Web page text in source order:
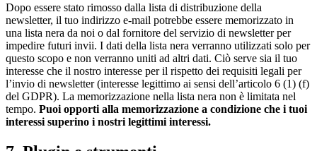
Dopo essere stato rimosso dalla lista di distribuzione della
newsletter, il tuo indirizzo e-mail potrebbe essere memorizzato in
una lista nera da noi o dal fornitore del servizio di newsletter per
impedire futuri invii. I dati della lista nera verranno utilizzati solo per
questo scopo e non verranno uniti ad altri dati. Ciò serve sia il tuo
interesse che il nostro interesse per il rispetto dei requisiti legali per
l’invio di newsletter (interesse legittimo ai sensi dell’articolo 6 (1) (f)
del GDPR). La memorizzazione nella lista nera non è limitata nel
tempo. Puoi opporti alla memorizzazione a condizione che i tuoi
interessi superino i nostri legittimi interessi.